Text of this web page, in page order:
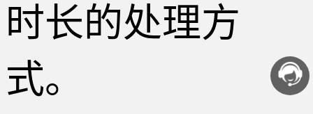
时长的处理方
式。